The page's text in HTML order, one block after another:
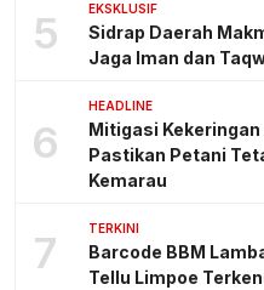
5 EKSKLUSIF
Sidrap Daerah
Jaga Iman dan
6
HEADLINE
Mitigasi
Pastikan Petani
Kemarau
7 TERKINI
Barcode BBM
Tellu Limpoe